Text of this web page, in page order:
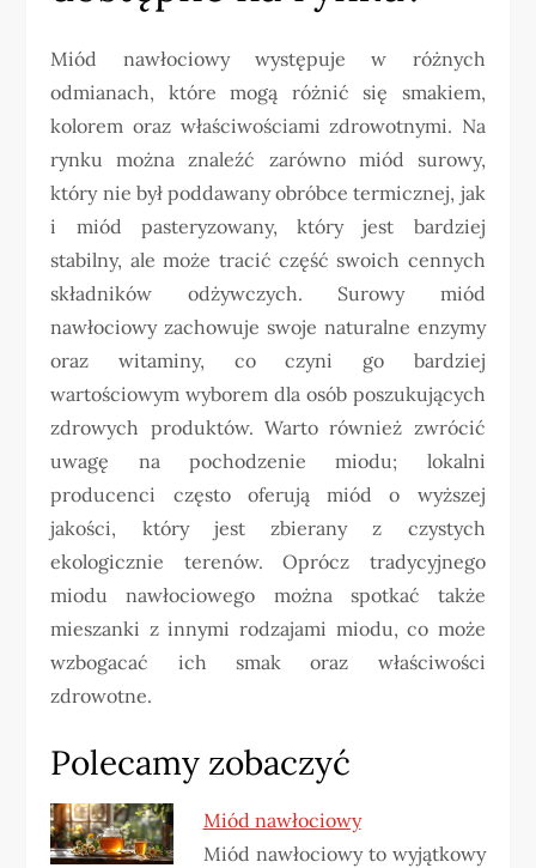
Miód nawłociowy występuje w różnych
odmianach, które mogą różnić się smakiem,
kolorem oraz właściwościami zdrowotnymi. Na
rynku można znaleźć zarówno miód surowy,
który nie był poddawany obróbce termicznej, jak
i miód pasteryzowany, który jest bardziej
stabilny, ale może tracić część swoich cennych
składników odżywczych. Surowy miód
nawłociowy zachowuje swoje naturalne enzymy
oraz witaminy, co czyni go bardziej
wartościowym wyborem dla osób poszukujących
zdrowych produktów. Warto również zwrócić
uwagę na pochodzenie miodu; lokalni
producenci często oferują miód o wyższej
jakości, który jest zbierany z czystych
ekologicznie terenów. Oprócz tradycyjnego
miodu nawłociowego można spotkać także
mieszanki z innymi rodzajami miodu, co może
wzbogacać ich smak oraz właściwości
zdrowotne.
Polecamy zobaczyć
Miód nawłociowy
Miód nawłociowy to wyjątkowy